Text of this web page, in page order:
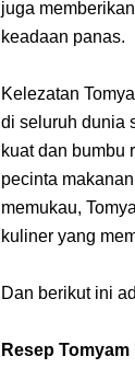
juga
keadaan panas.
Kelezatan
di seluruh dunia
kuat dan bumbu
pecinta
memukau,
kuliner yang
Dan berikut ini
Resep